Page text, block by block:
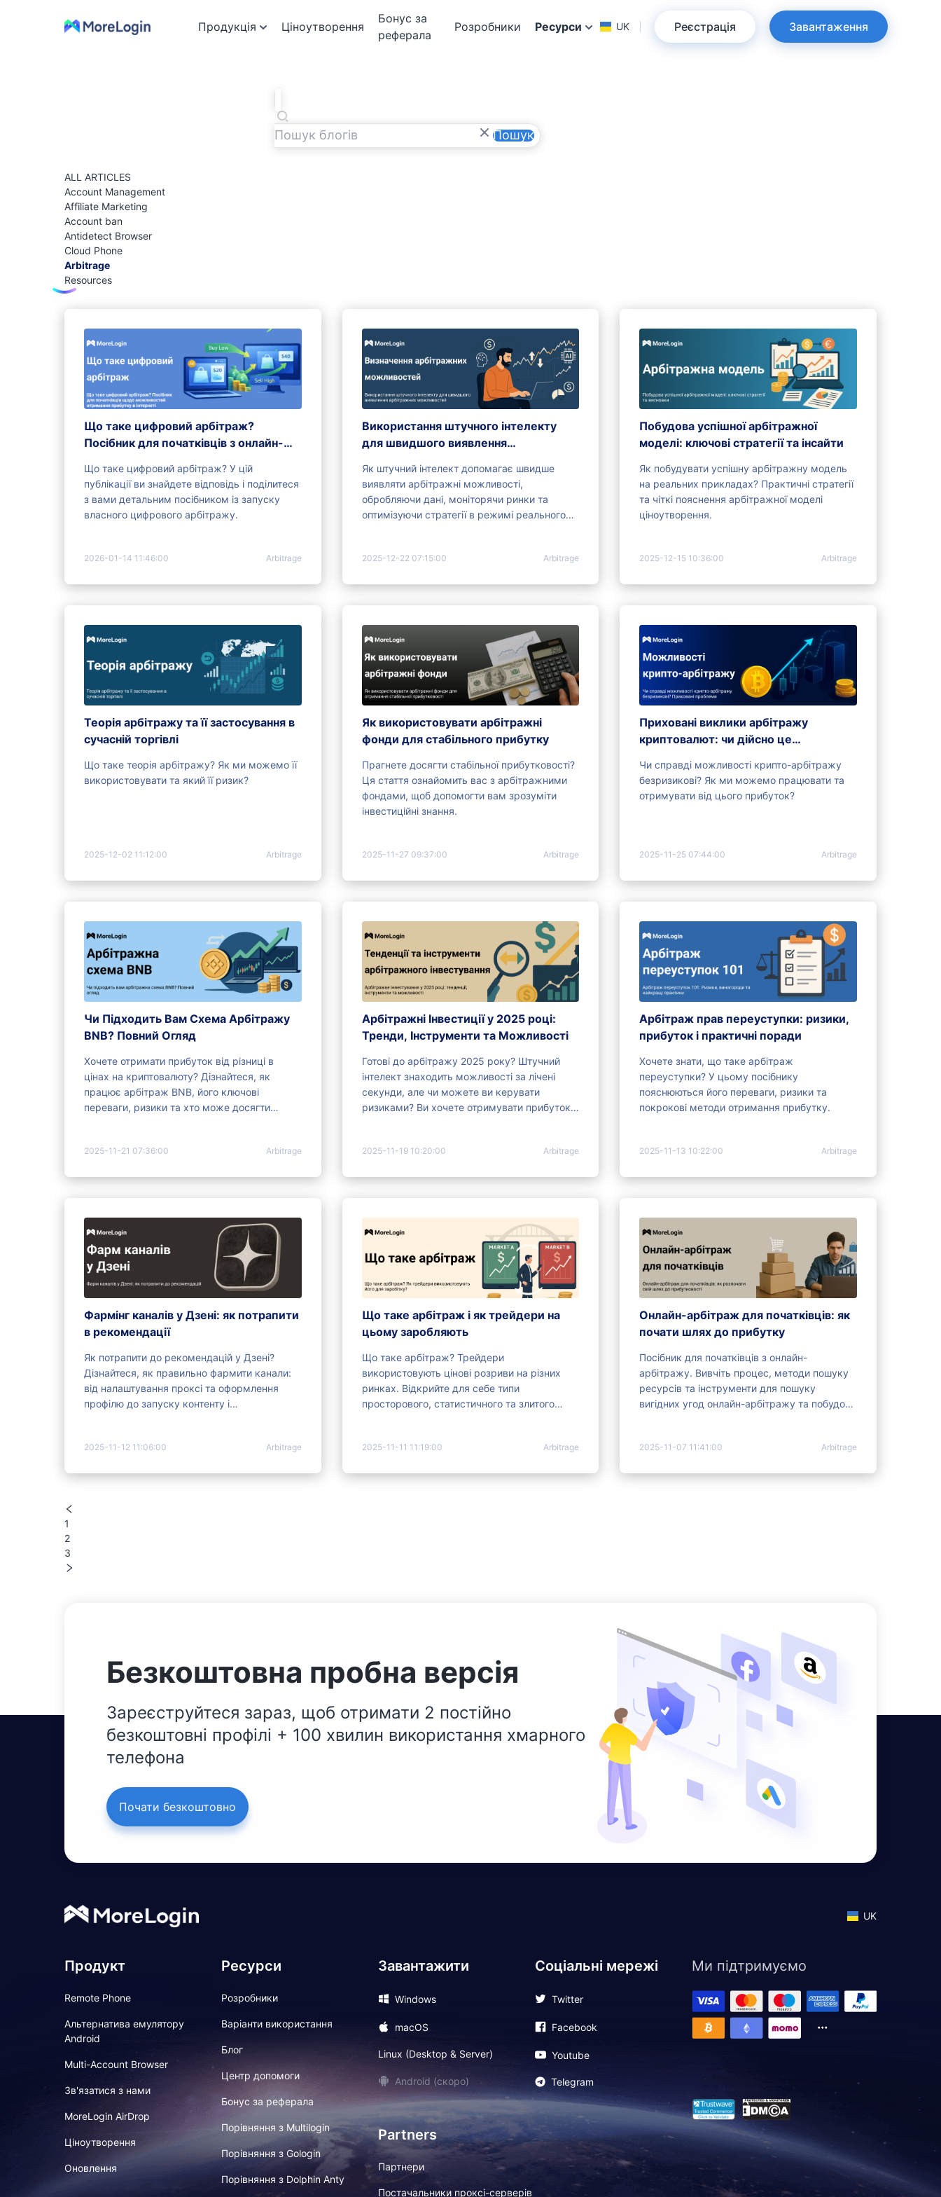
Продукція Ціноутворення
Бонус за
реферала
Розробники Ресурси UK Реєстрація Завантаження
Пошук
ALL ARTICLES
Account Management
Affiliate Marketing
Account ban
Antidetect Browser
Cloud Phone
Arbitrage
Resources
Що таке цифровий арбітраж?
Посібник для початківців з онлайн-
Що таке цифровий арбітраж? У цій
публікації ви знайдете відповідь і поділитеся
з вами детальним посібником із запуску
власного цифрового арбітражу.
2026-01-14 11:46:00 Arbitrage
Використання штучного інтелекту
для швидшого виявлення
Як штучний інтелект допомагає швидше
виявляти арбітражні можливості,
обробляючи дані, моніторячи ринки та
оптимізуючи стратегії в режимі реального
2025-12-22 07:15:00 Arbitrage
Побудова успішної арбітражної
моделі: ключові стратегії та інсайти
Як побудувати успішну арбітражну модель
на реальних прикладах? Практичні стратегії
та чіткі пояснення арбітражної моделі
ціноутворення.
2025-12-15 10:36:00 Arbitrage
Теорія арбітражу та її застосування в
сучасній торгівлі
Що таке теорія арбітражу? Як ми можемо її
використовувати та який її ризик?
2025-12-02 11:12:00 Arbitrage
Як використовувати арбітражні
фонди для стабільного прибутку
Прагнете досягти стабільної прибутковості?
Ця стаття ознайомить вас з арбітражними
фондами, щоб допомогти вам зрозуміти
інвестиційні знання.
2025-11-27 09:37:00 Arbitrage
Приховані виклики арбітражу
криптовалют: чи дійсно це
Чи справді можливості крипто-арбітражу
безризикові? Як ми можемо працювати та
отримувати від цього прибуток?
2025-11-25 07:44:00 Arbitrage
Чи Підходить Вам Схема Арбітражу
BNB? Повний Огляд
Хочете отримати прибуток від різниці в
цінах на криптовалюту? Дізнайтеся, як
працює арбітраж BNB, його ключові
переваги, ризики та хто може досягти
2025-11-21 07:36:00 Arbitrage
Арбітражні Інвестиції у 2025 році:
Тренди, Інструменти та Можливості
Готові до арбітражу 2025 року? Штучний
інтелект знаходить можливості за лічені
секунди, але чи можете ви керувати
ризиками? Ви хочете отримувати прибуток
2025-11-19 10:20:00 Arbitrage
Арбітраж прав переуступки: ризики,
прибуток і практичні поради
Хочете знати, що таке арбітраж
переуступки? У цьому посібнику
пояснюються його переваги, ризики та
покрокові методи отримання прибутку.
2025-11-13 10:22:00 Arbitrage
Фармінг каналів у Дзені: як потрапити
в рекомендації
Як потрапити до рекомендацій у Дзені?
Дізнайтеся, як правильно фармити канали:
від налаштування проксі та оформлення
профілю до запуску контенту і
2025-11-12 11:06:00 Arbitrage
Що таке арбітраж і як трейдери на
цьому заробляють
Що таке арбітраж? Трейдери
використовують цінові розриви на різних
ринках. Відкрийте для себе типи
просторового, статистичного та злитого
2025-11-11 11:19:00 Arbitrage
Онлайн-арбітраж для початківців: як
почати шлях до прибутку
Посібник для початківців з онлайн-
арбітражу. Вивчіть процес, методи пошуку
ресурсів та інструменти для пошуку
вигідних угод онлайн-арбітражу та побудови
2025-11-07 11:41:00 Arbitrage
1
2
3
Безкоштовна пробна версія
Зареєструйтеся зараз, щоб отримати 2 постійно
безкоштовні профілі + 100 хвилин використання хмарного
телефона
Почати безкоштовно
UK
Продукт
Remote Phone
Альтернатива емулятору
Android
Multi-Account Browser
Зв'язатися з нами
MoreLogin AirDrop
Ціноутворення
Оновлення
Ресурси
Розробники
Варіанти використання
Блог
Центр допомоги
Бонус за реферала
Порівняння з Multilogin
Порівняння з Gologin
Порівняння з Dolphin Anty
Завантажити
Windows
macOS
Linux (Desktop & Server)
Android (скоро)
Partners
Партнери
Постачальники проксі-серверів
Соціальні мережі
Twitter
Facebook
Youtube
Telegram
Ми підтримуємо